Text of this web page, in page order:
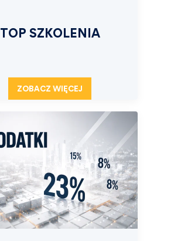
TOP SZKOLENIA
ZOBACZ WIĘCEJ